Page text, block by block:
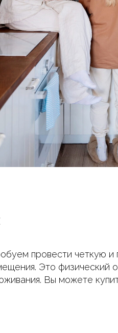
провести четкую и
Это физический
Вы можете